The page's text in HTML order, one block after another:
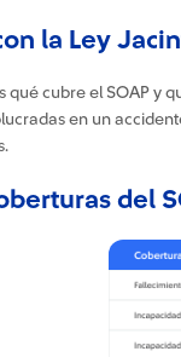
la Ley
qué cubre el SOAP y
en un
del